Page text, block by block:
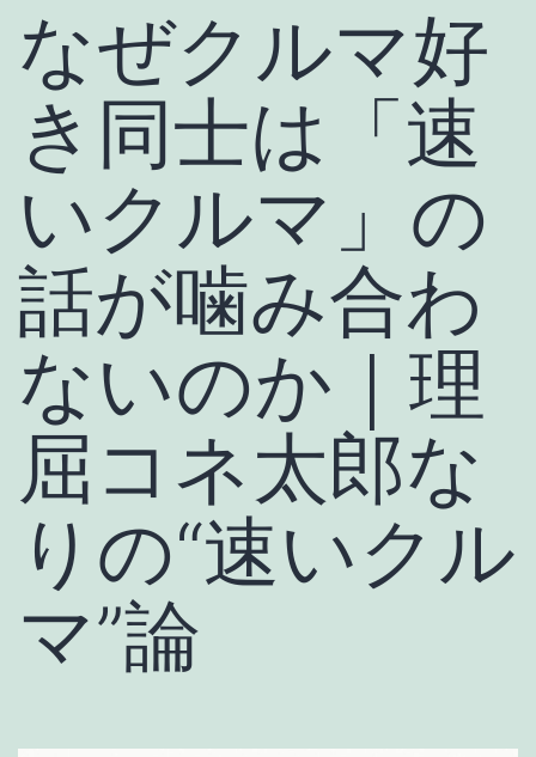
なぜクルマ好
き同士は「速
いクルマ」の
話が噛み合わ
ないのか｜理
屈コネ太郎な
りの“速いクル
マ”論